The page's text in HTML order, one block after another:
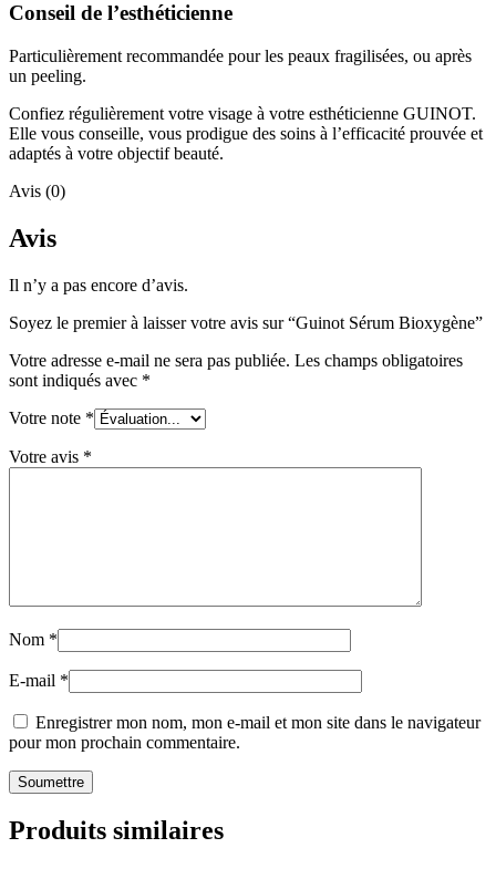
Conseil de l’esthéticienne
Particulièrement recommandée pour les peaux fragilisées, ou après
un peeling.
Confiez régulièrement votre visage à votre esthéticienne GUINOT.
Elle vous conseille, vous prodigue des soins à l’efficacité prouvée et
adaptés à votre objectif beauté.
Avis (0)
Avis
Il n’y a pas encore d’avis.
Soyez le premier à laisser votre avis sur “Guinot Sérum Bioxygène”
Votre adresse e-mail ne sera pas publiée. Les champs obligatoires
sont indiqués avec *
Votre note *
Votre avis *
Nom *
E-mail *
Enregistrer mon nom, mon e-mail et mon site dans le navigateur
pour mon prochain commentaire.
Produits similaires